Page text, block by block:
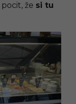
že si tu